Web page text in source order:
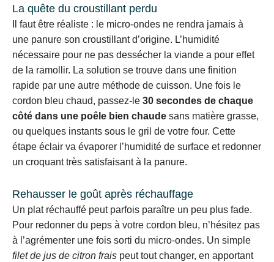
La quête du croustillant perdu
Il faut être réaliste : le micro-ondes ne rendra jamais à
une panure son croustillant d’origine. L’humidité
nécessaire pour ne pas dessécher la viande a pour effet
de la ramollir. La solution se trouve dans une finition
rapide par une autre méthode de cuisson. Une fois le
cordon bleu chaud, passez-le 30 secondes de chaque
côté dans une poêle bien chaude sans matière grasse,
ou quelques instants sous le gril de votre four. Cette
étape éclair va évaporer l’humidité de surface et redonner
un croquant très satisfaisant à la panure.
Rehausser le goût après réchauffage
Un plat réchauffé peut parfois paraître un peu plus fade.
Pour redonner du peps à votre cordon bleu, n’hésitez pas
à l’agrémenter une fois sorti du micro-ondes. Un simple
filet de jus de citron frais peut tout changer, en apportant